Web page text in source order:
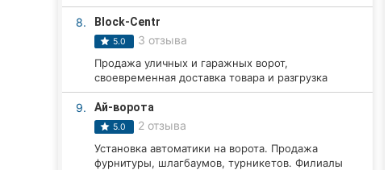
Запорожье
Львов
8. Block-Centr
5.0 3 отзыва
Продажа уличных и гаражных ворот,
своевременная доставка товара и разгрузка
9. Ай-ворота
5.0 2 отзыва
Установка автоматики на ворота. Продажа
фурнитуры, шлагбаумов, турникетов. Филиалы